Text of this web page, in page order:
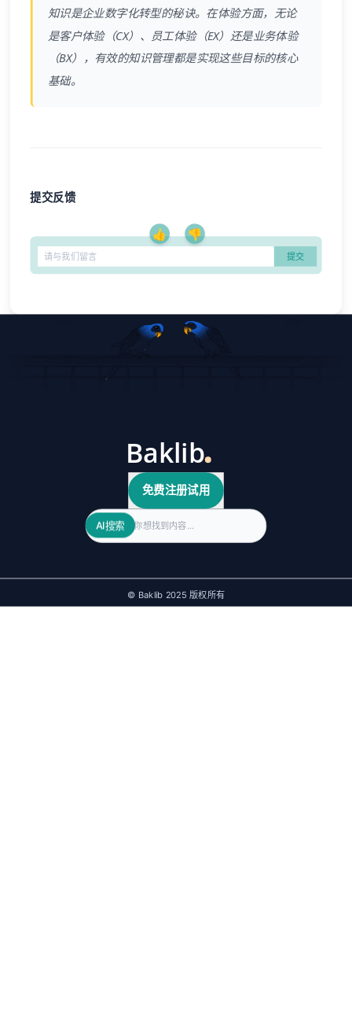
知识是企业数字化转型的秘诀。在体验方面，无论
是客户体验（CX）、员工体验（EX）还是业务体验
（BX），有效的知识管理都是实现这些目标的核心
基础。
提交反馈
👍 👎
免费注册试用
Search
AI搜索
© Baklib 2025 版权所有